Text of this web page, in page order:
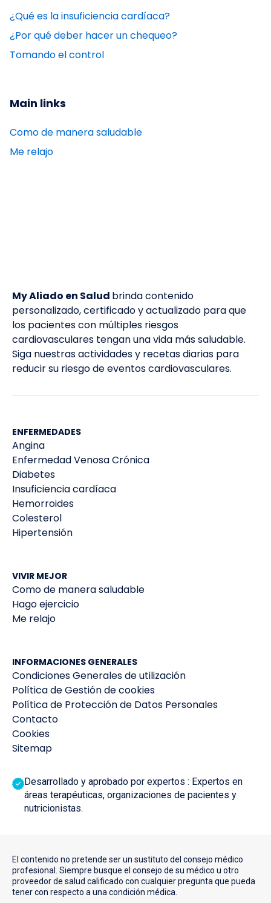
¿Qué es la insuficiencia cardíaca?
¿Por qué deber hacer un chequeo?
Tomando el control
Main links
Como de manera saludable
Me relajo
My Aliado en Salud brinda contenido
personalizado, certificado y actualizado para que
los pacientes con múltiples riesgos
cardiovasculares tengan una vida más saludable.
Siga nuestras actividades y recetas diarias para
reducir su riesgo de eventos cardiovasculares.
ENFERMEDADES
Angina
Enfermedad Venosa Crónica
Diabetes
Insuficiencia cardíaca
Hemorroides
Colesterol
Hipertensión
VIVIR MEJOR
Como de manera saludable
Hago ejercicio
Me relajo
INFORMACIONES GENERALES
Condiciones Generales de utilización
Política de Gestión de cookies
Política de Protección de Datos Personales
Contacto
Cookies
Sitemap
Desarrollado y aprobado por expertos : Expertos en
áreas terapéuticas, organizaciones de pacientes y
nutricionistas.
El contenido no pretende ser un sustituto del consejo médico
profesional. Siempre busque el consejo de su médico u otro
proveedor de salud calificado con cualquier pregunta que pueda
tener con respecto a una condición médica.